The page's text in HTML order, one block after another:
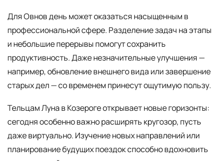
Для Овнов день может оказаться насыщенным в
профессиональной сфере. Разделение задач на этапы
и небольшие перерывы помогут сохранить
продуктивность. Даже незначительные улучшения —
например, обновление внешнего вида или завершение
старых дел — со временем принесут ощутимую пользу.
Тельцам Луна в Козероге открывает новые горизонты:
сегодня особенно важно расширять кругозор, пусть
даже виртуально. Изучение новых направлений или
планирование будущих поездок способно вдохновить